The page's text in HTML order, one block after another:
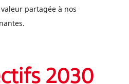
partagée à nos
2030